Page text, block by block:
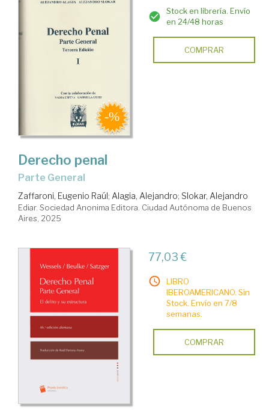
Stock en librería. Envío
en 24/48 horas
COMPRAR
Derecho penal
Parte General
Zaffaroni, Eugenio Raúl; Alagia, Alejandro; Slokar, Alejandro
Ediar. Sociedad Anonima Editora. Ciudad Autónoma de Buenos
Aires, 2025
77,03 €
LIBRO
IBEROAMERICANO. Sin
Stock. Envío en 7/8
semanas.
COMPRAR